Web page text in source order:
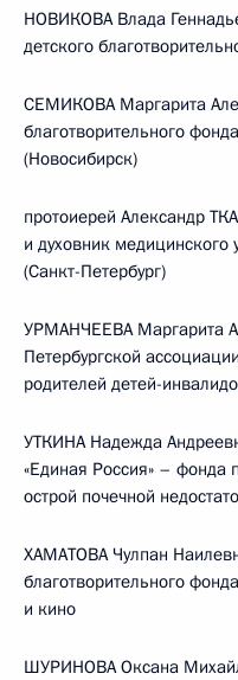
НОВИКОВА Влада
детского
СЕМИКОВА Маргарита
благотворительного
(Новосибирск)
протоиерей Александр
и духовник медицинского
(Санкт-Петербург)
УРМАНЧЕЕВА Маргарита
Петербургской
родителей детей-
УТКИНА Надежда
«Единая Россия» –
острой почечной
ХАМАТОВА Чулпан
благотворительного
и кино
ШУРИНОВА Оксана